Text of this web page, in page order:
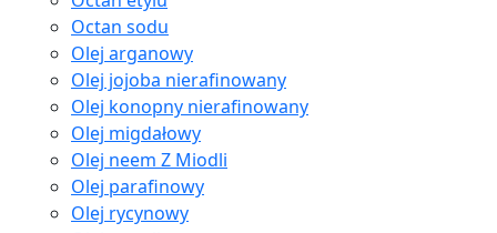
Octan sodu
Olej arganowy
Olej jojoba nierafinowany
Olej konopny nierafinowany
Olej migdałowy
Olej neem Z Miodli
Olej parafinowy
Olej rycynowy